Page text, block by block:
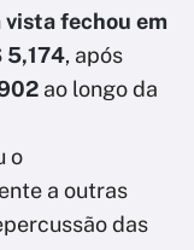
vista fechou em
5,174, após
ao longo da
o
a outras
das